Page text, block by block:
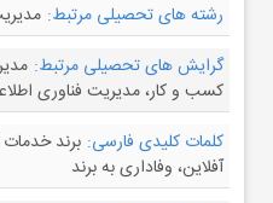
رشته های تحصیلی مرتبط:
گرایش های تحصیلی مرتبط:
کسب و کار، مدیریت فناوری
کلمات کلیدی فارسی: برند
آفلاین، وفاداری به برند